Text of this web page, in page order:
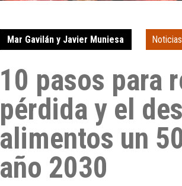
Mar Gavilán y Javier Muniesa
10 pasos para
pérdida y el
alimentos un
año 2030